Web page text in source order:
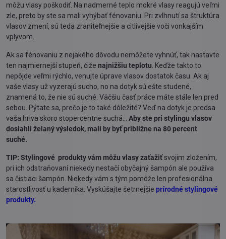
môžu vlasy poškodiť. Na nadmerné teplo mokré vlasy reagujú veľmi
zle, preto by ste sa mali vyhýbať fénovaniu. Pri zvlhnutí sa štruktúra
vlasov zmení, sú teda zraniteľnejšie a citlivejšie voči vonkajším
vplyvom.
Ak sa fénovaniu z nejakého dôvodu nemôžete vyhnúť, tak nastavte
ten najmiernejší stupeň, čiže najnižšiu teplotu . Keďže takto to
nepôjde veľmi rýchlo, venujte úprave vlasov dostatok času. Ak aj
vaše vlasy už vyzerajú sucho, no na dotyk sú ešte studené,
znamená to, že nie sú suché. Väčšiu časť práce máte stále len pred
sebou. Pýtate sa, prečo je to také dôležité? Veď na dotyk je predsa
vaša hriva skoro stopercentne suchá... Aby ste pri stylingu vlasov
dosiahli želaný výsledok, mali by byť približne na 80 percent
suché.
TIP: Stylingové produkty vám môžu vlasy zaťažiťsvojim zložením,
pri ich odstraňovaní niekedy nestačí obyčajný šampón ale používa
sa čistiaci šampón. Niekedy vám s tým pomôže len profesionálna
starostlivosť u kaderníka. Vyskúšajte šetrnejšie prírodné stylingové
produkty.